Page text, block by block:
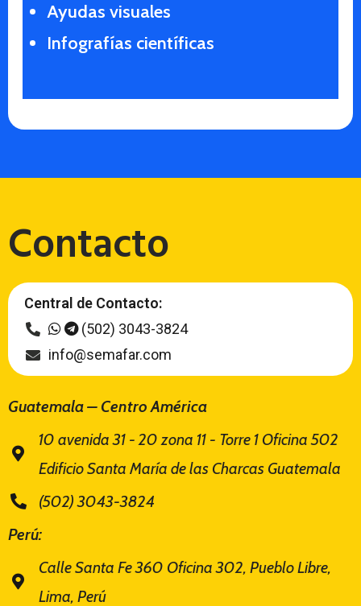
Ayudas visuales
Infografías científicas
Contacto
Central de Contacto:
(502) 3043-3824
info@semafar.com
Guatemala – Centro América
10 avenida 31 - 20 zona 11 - Torre 1 Oficina 502
Edificio Santa María de las Charcas Guatemala
(502) 3043-3824
Perú:
Calle Santa Fe 360 Oficina 302, Pueblo Libre,
Lima, Perú